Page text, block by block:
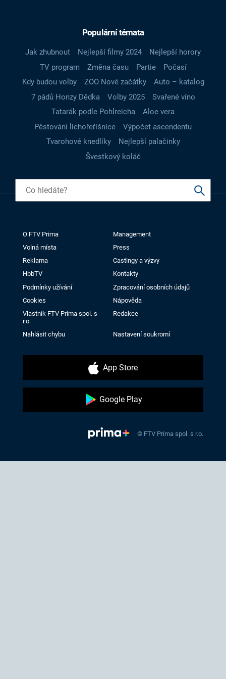
Populární témata
Jak zhubnout Nejlepší filmy 2024
Nejlepší horory
TV program
Změna času Partie
Počasí
Kdy budou volby
ZOO Nové začátky
Auto – katalog
7 pádů Honzy Dědka
Volby 2025
Svařené víno
Tatarák podle Pohlreicha
Aloe vera
Pěstování lichořeřišnice
Výpočet ascendentu
Tvarohové knedlíky
Nejlepší palačinky
Švestkový koláč
O FTV Prima
Management
Volná místa
Press
Reklama
Castingy a výzvy
HbbTV
Kontakty
Podmínky užívání
Zpracování osobních údajů
Cookies
Nápověda
Vlastník FTV Prima spol. s
r.o.
Redakce
Nahlásit chybu Nastavení soukromí
App Store
Google Play
© FTV Prima spol. s r.o.